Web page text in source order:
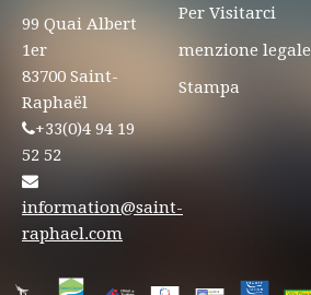
99 Quai Albert
1er
83700 Saint-
Raphaël
+33(0)4 94 19
52 52
information@saint-
raphael.com
Per Visitarci
menzione legale
Stampa